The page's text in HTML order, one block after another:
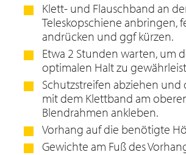
Klett- und Flauschband an
Teleskopschiene anbringen,
andrücken und ggf kürzen.
Etwa 2 Stunden warten, um
optimalen Halt zu
Schutzstreifen abziehen und
mit dem Klettband am
Blendrahmen ankleben.
Vorhang auf die benötigte
Gewichte am Fuß des